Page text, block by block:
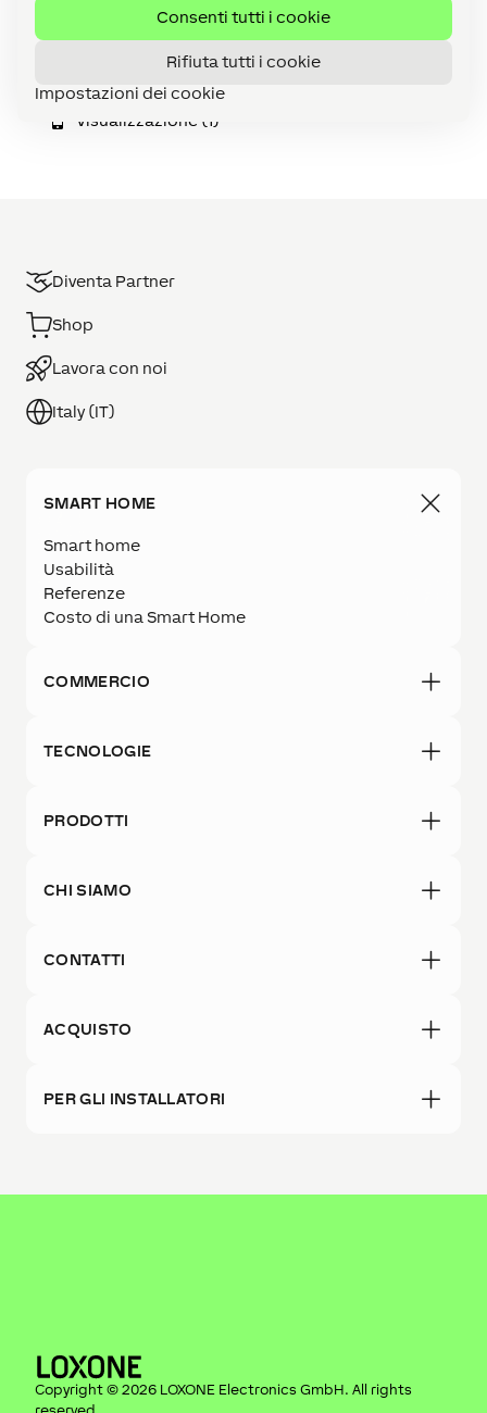
Consenti tutti i cookie
Rifiuta tutti i cookie
Impostazioni dei cookie
Use Cases (25)
Visualizzazione (1)
Diventa Partner
Shop
Lavora con noi
Italy (IT)
SMART HOME
Smart home
Usabilità
Referenze
Costo di una Smart Home
COMMERCIO
TECNOLOGIE
PRODOTTI
CHI SIAMO
CONTATTI
ACQUISTO
PER GLI INSTALLATORI
Copyright © 2026 LOXONE Electronics GmbH. All rights